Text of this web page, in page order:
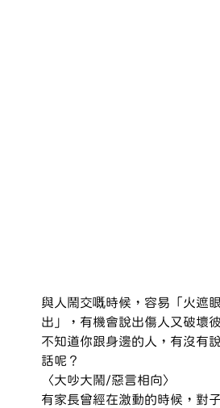
與人鬧交嘅時候，容易「火遮
出」，有機會說出傷人又破壞
不知道你跟身邊的人，有沒有
話呢？
〈大吵大鬧/惡言相向〉
有家長曾經在激動的時候，對